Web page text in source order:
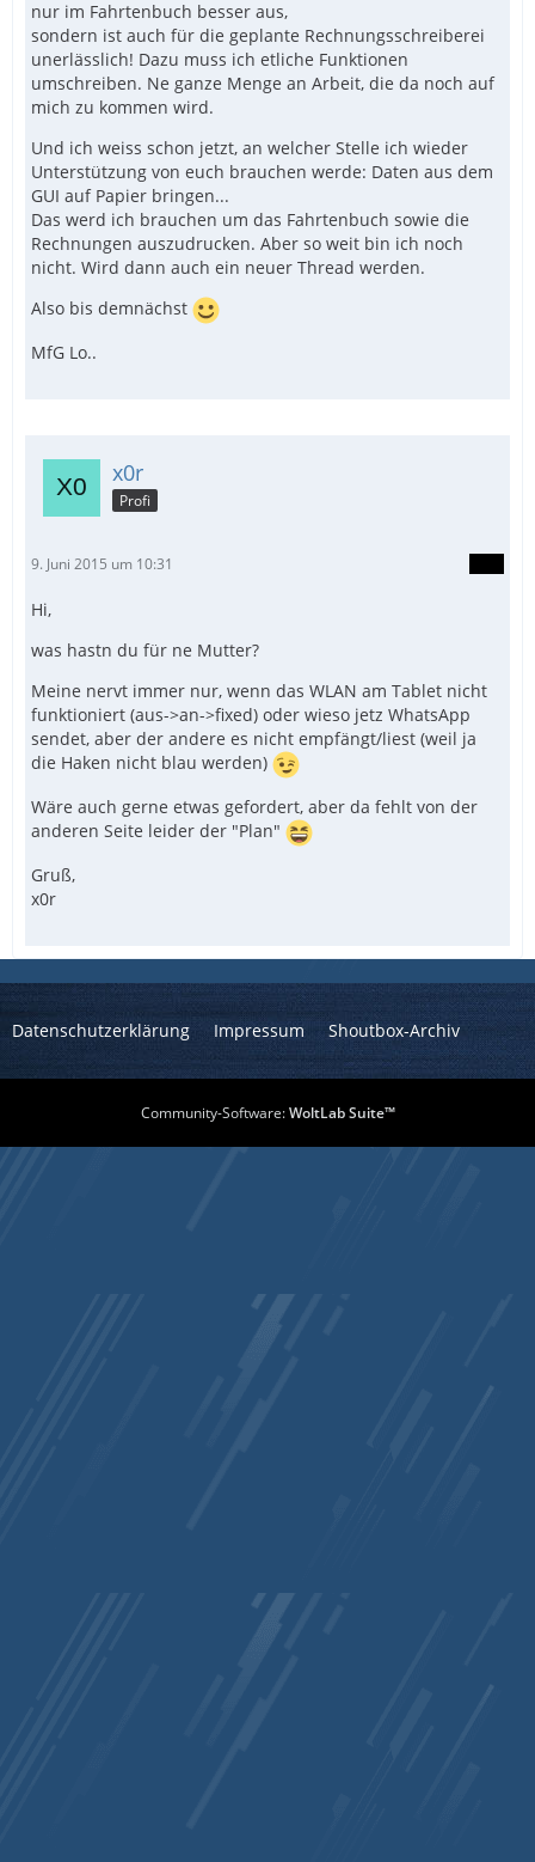
nur im Fahrtenbuch besser aus,
sondern ist auch für die geplante Rechnungsschreiberei
unerlässlich! Dazu muss ich etliche Funktionen
umschreiben. Ne ganze Menge an Arbeit, die da noch auf
mich zu kommen wird.
Und ich weiss schon jetzt, an welcher Stelle ich wieder
Unterstützung von euch brauchen werde: Daten aus dem
GUI auf Papier bringen...
Das werd ich brauchen um das Fahrtenbuch sowie die
Rechnungen auszudrucken. Aber so weit bin ich noch
nicht. Wird dann auch ein neuer Thread werden.
Also bis demnächst
MfG Lo..
x0r
Profi
9. Juni 2015 um 10:31
Hi,
was hastn du für ne Mutter?
Meine nervt immer nur, wenn das WLAN am Tablet nicht
funktioniert (aus->an->fixed) oder wieso jetz WhatsApp
sendet, aber der andere es nicht empfängt/liest (weil ja
die Haken nicht blau werden)
Wäre auch gerne etwas gefordert, aber da fehlt von der
anderen Seite leider der "Plan"
Gruß,
x0r
Datenschutzerklärung Impressum Shoutbox-Archiv
Community-Software:WoltLab Suite™